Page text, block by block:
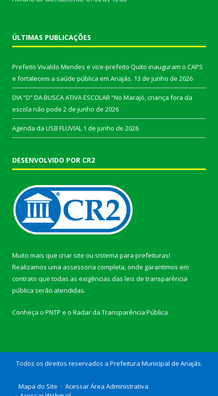
ÚLTIMAS PUBLICAÇÕES
Prefeito Vivaldo Mendes e vice-prefeito Quito inauguram o CAPS
e fortalecem a saúde pública em Anajás. 13 de junho de 2026
DIA “D” DA BUSCA ATIVA ESCOLAR “No Marajó, criança fora da
escola não pode 2 de junho de 2026
Agenda da USB FLUVIAL 1 de junho de 2026
DESENVOLVIDO POR CR2
Muito mais que criar site ou sistema para prefeituras!
Realizamos uma assessoria completa, onde garantimos em
contrato que todas as exigências das leis de transparência
pública serão atendidas.
Conheça o PNTP e o Radar da Transparência Pública
Todos os direitos reservados a Prefeitura Municipal de Anajás.
Mapa do Site
Acessar Área Administrativa